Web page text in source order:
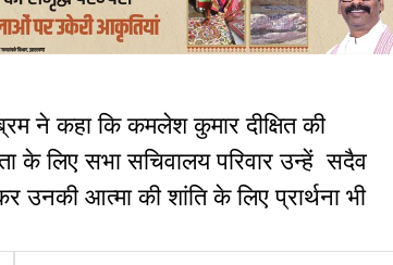
ने कहा कि कमलेश कुमार दीक्षित की
के लिए सभा सचिवालय परिवार उन्हें सदैव
उनकी आत्मा की शांति के लिए प्रार्थना भी